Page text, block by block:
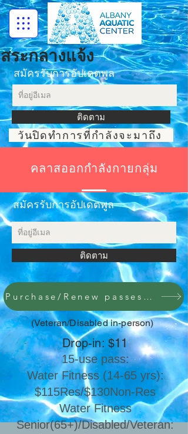
สมัครรับการอัปเดตพูล
ติดตาม
วันปิดทำการที่กำลังจะมาถึง
สระกลางแจ้ง
คลาสออกกำลังกายกลุ่ม
สมัครรับการอัปเดตพูล
ติดตาม
Purchase/Renew passes here
(Veteran/Disabled in-person)
Drop-in: $11
15-use pass:
Water Fitness (14-65 yrs):
$115Res/$130Non-Res
​Water Fitness
Senior(65+)/Disabled/Veteran: